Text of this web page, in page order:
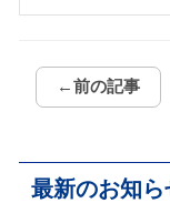
←前の記事
最新のお知